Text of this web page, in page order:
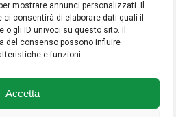
mostrare annunci personalizzati. Il
consentirà di elaborare dati quali il
gli ID univoci su questo sito. Il
del consenso possono influire
e funzioni.
Accetta